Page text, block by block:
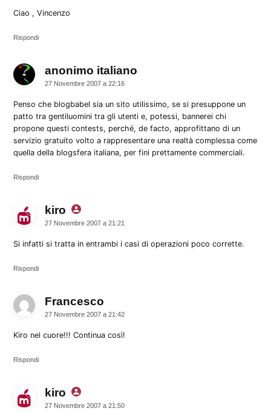
Ciao , Vincenzo
Rispondi
anonimo italiano
27 Novembre 2007 a 22:16
Penso che blogbabel sia un sito utilissimo, se si presuppone un
patto tra gentiluomini tra gli utenti e, potessi, bannerei chi
propone questi contests, perché, de facto, approfittano di un
servizio gratuito volto a rappresentare una realtà complessa come
quella della blogsfera italiana, per fini prettamente commerciali.
Rispondi
kiro dice:
27 Novembre 2007 a 21:21
Si infatti si tratta in entrambi i casi di operazioni poco corrette.
Rispondi
Francesco
27 Novembre 2007 a 21:42
Kiro nel cuore!!! Continua così!
Rispondi
kiro dice:
27 Novembre 2007 a 21:50